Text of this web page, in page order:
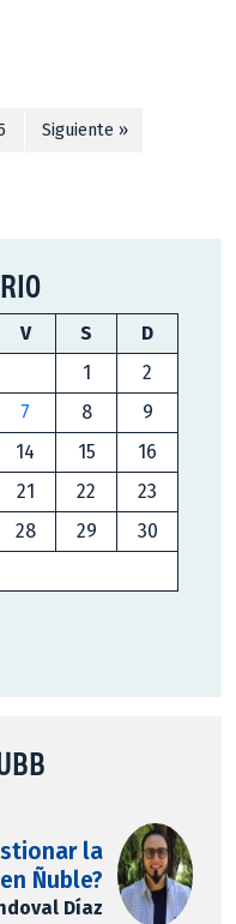
Siguiente »
V S
D
1
2
7 8
9
14 15
16
21 22
23
28 29
30
la
Ñuble?
Díaz